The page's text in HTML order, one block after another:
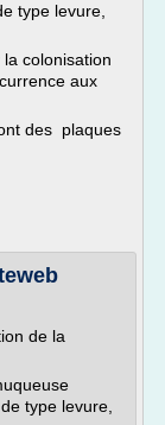
type levure,
colonisation
aux
des plaques
de la
type levure,